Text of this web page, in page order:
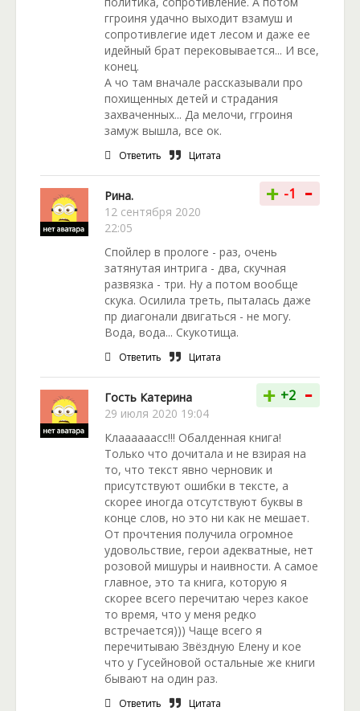
ггроиня удачно выходит взамуш и
сопротивлегие идет лесом и даже ее
идейный брат перековывается... И все,
конец.
А чо там вначале рассказывали про
похищенных детей и страдания
захваченных... Да мелочи, ггроиня
замуж вышла, все ок.
Ответить Цитата
Рина.
12 сентября 2020
22:05
+ -1 -
Спойлер в прологе - раз, очень
затянутая интрига - два, скучная
развязка - три. Ну а потом вообще
скука. Осилила треть, пыталась даже
пр диагонали двигаться - не могу.
Вода, вода... Скукотища.
Ответить Цитата
Гость Катерина
29 июля 2020 19:04
+ +2 -
Клаааааасс!!! Обалденная книга!
Только что дочитала и не взирая на
то, что текст явно черновик и
присутствуют ошибки в тексте, а
скорее иногда отсутствуют буквы в
конце слов, но это ни как не мешает.
От прочтения получила огромное
удовольствие, герои адекватные, нет
розовой мишуры и наивности. А самое
главное, это та книга, которую я
скорее всего перечитаю через какое
то время, что у меня редко
встречается))) Чаще всего я
перечитываю Звёздную Елену и кое
что у Гусейновой остальные же книги
бывают на один раз.
Ответить Цитата